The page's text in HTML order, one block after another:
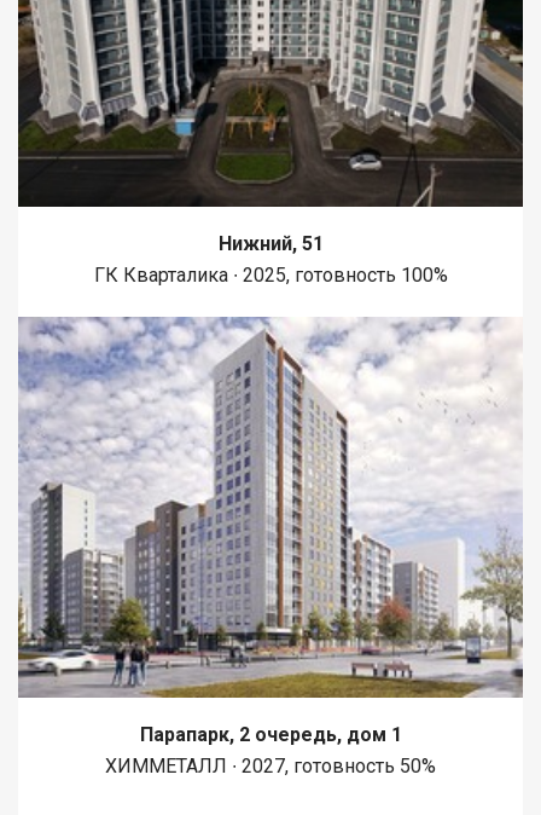
Нижний, 51
ГК Кварталика ∙ 2025, готовность 100%
Парапарк, 2 очередь, дом 1
ХИММЕТАЛЛ ∙ 2027, готовность 50%